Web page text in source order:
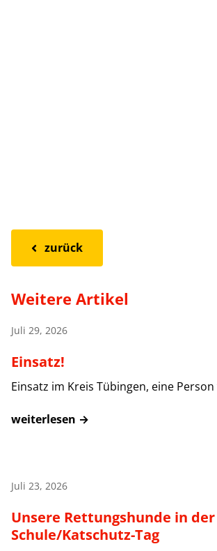
zurück
Weitere Artikel
Juli 29, 2026
Einsatz!
Einsatz im Kreis Tübingen, eine
weiterlesen →
Juli 23, 2026
Unsere Rettungshunde in der
Schule/Katschutz-Tag